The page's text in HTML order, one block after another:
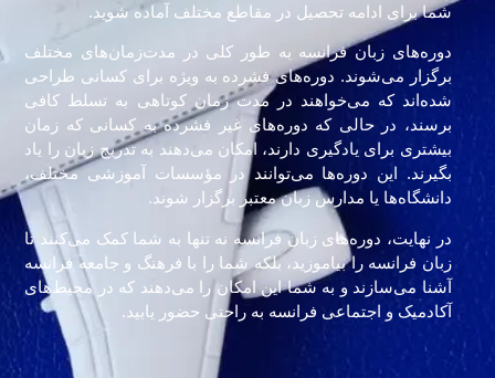
شما برای ادامه تحصیل در مقاطع مختلف آماده شوید.
دوره‌های زبان فرانسه به طور کلی در مدت‌زمان‌های مختلف
برگزار می‌شوند. دوره‌های فشرده به ویژه برای کسانی طراحی
شده‌اند که می‌خواهند در مدت زمان کوتاهی به تسلط کافی
برسند، در حالی که دوره‌های غیر فشرده به کسانی که زمان
بیشتری برای یادگیری دارند، امکان می‌دهند به تدریج زبان را یاد
بگیرند. این دوره‌ها می‌توانند در مؤسسات آموزشی مختلف،
دانشگاه‌ها یا مدارس زبان معتبر برگزار شوند.
در نهایت، دوره‌های زبان فرانسه نه تنها به شما کمک می‌کنند تا
زبان فرانسه را بیاموزید، بلکه شما را با فرهنگ و جامعه فرانسه
آشنا می‌سازند و به شما این امکان را می‌دهند که در محیط‌های
آکادمیک و اجتماعی فرانسه به راحتی حضور یابید.